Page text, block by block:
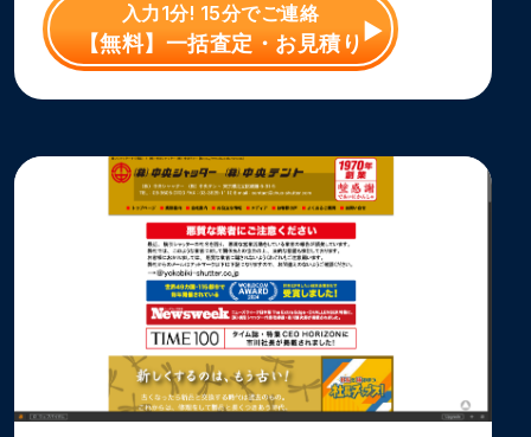
入力1分! 15分でご連絡
【無料】一括査定・お見積り